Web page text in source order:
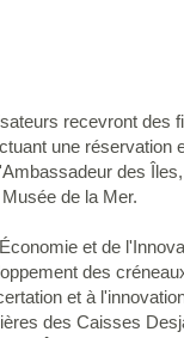
recevront
une
des
de la Mer.
et de
des
et à
des Caisses